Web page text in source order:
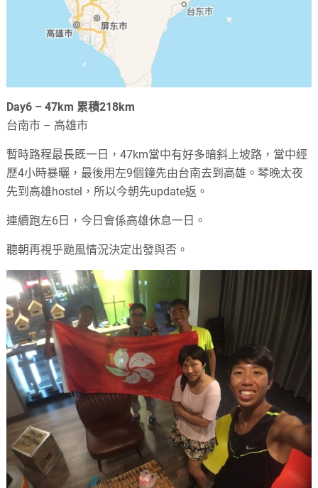
Day6 – 47km 累積218km
台南市 – 高雄市
暫時路程最長既一日，47km當中有好多暗斜上坡路，當中經
歷4小時暴曬，最後用左9個鐘先由台南去到高雄。琴晚太夜
先到高雄hostel，所以今朝先update返。
連續跑左6日，今日會係高雄休息一日。
聽朝再視乎颱風情況決定出發與否。